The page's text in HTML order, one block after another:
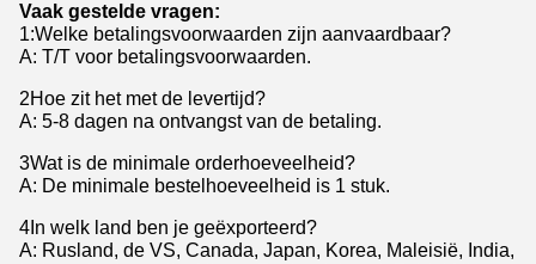
Vaak gestelde vragen:
1:Welke betalingsvoorwaarden zijn aanvaardbaar?
A: T/T voor betalingsvoorwaarden.
2Hoe zit het met de levertijd?
A: 5-8 dagen na ontvangst van de betaling.
3Wat is de minimale orderhoeveelheid?
A: De minimale bestelhoeveelheid is 1 stuk.
4In welk land ben je geëxporteerd?
A: Rusland, de VS, Canada, Japan, Korea, Maleisië, India,